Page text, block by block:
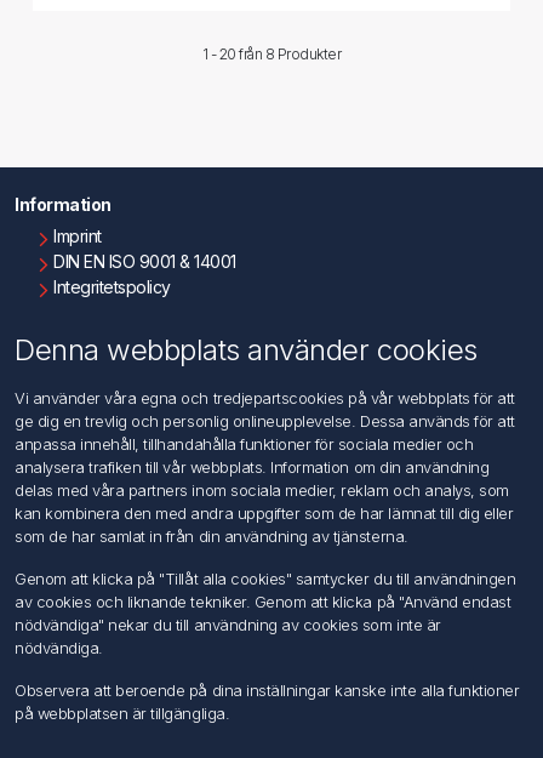
1 - 20 från 8 Produkter
Information
Imprint
DIN EN ISO 9001 & 14001
Integritetspolicy
Kontakta oss
Kundtjänst
Sök
Mitt konto
Mina ordrar
Mina adresser
Följ oss
Denna webbplats använder cookies
Vi använder våra egna och tredjepartscookies på vår webbplats för att
ge dig en trevlig och personlig onlineupplevelse. Dessa används för att
anpassa innehåll, tillhandahålla funktioner för sociala medier och
analysera trafiken till vår webbplats. Information om din användning
delas med våra partners inom sociala medier, reklam och analys, som
kan kombinera den med andra uppgifter som de har lämnat till dig eller
som de har samlat in från din användning av tjänsterna.
Genom att klicka på "Tillåt alla cookies" samtycker du till användningen
av cookies och liknande tekniker. Genom att klicka på "Använd endast
nödvändiga" nekar du till användning av cookies som inte är
nödvändiga.
Observera att beroende på dina inställningar kanske inte alla funktioner
på webbplatsen är tillgängliga.